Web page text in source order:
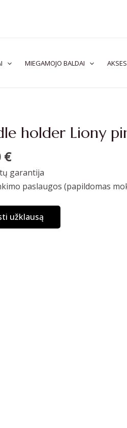
MIEGAMOJO BALDAI
holder Liony
€
garantija
paslaugos (papildomas
užklausą